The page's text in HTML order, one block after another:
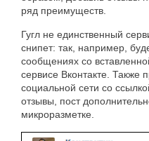
ряд преимуществ.
Гугл не единственный
снипет: так, например,
сообщениях со
сервисе Вконтакте. Также
социальной сети со
отзывы, пост
микроразметке.